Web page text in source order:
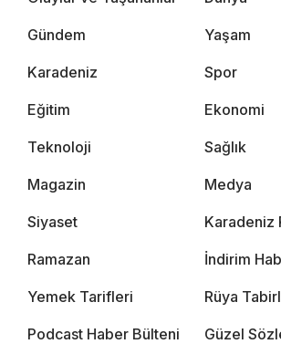
Gündem Yaşam
Karadeniz Spor
Eğitim Ekonomi
Teknoloji Sağlık
Magazin Medya
Siyaset Karadeniz
Ramazan İndirim
Yemek Tarifleri Rüya
Podcast Haber Bülteni Güzel